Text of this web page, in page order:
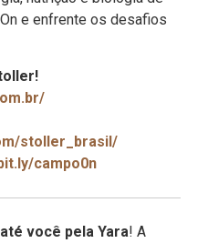
e enfrente os desafios
stoller_brasil/
campo0n
você pela Yara! A